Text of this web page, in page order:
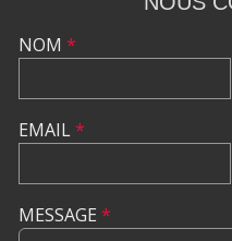
NOM *
EMAIL*
MESSAGE *